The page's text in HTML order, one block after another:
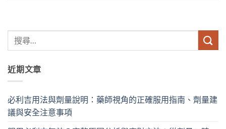
近期文章
必利吉用法與劑量說明：藥師視角的正確服用指南、劑量建
議與安全注意事項